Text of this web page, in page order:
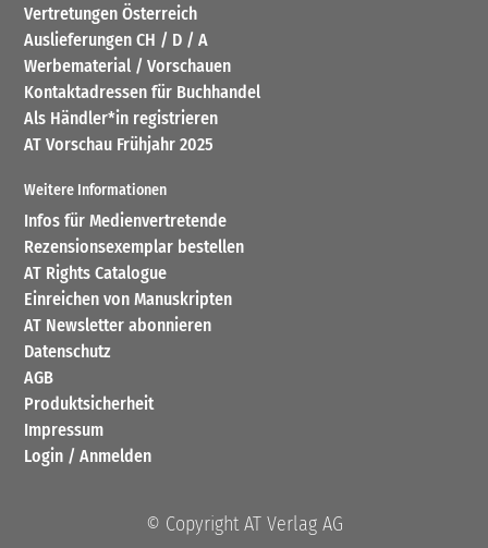
Vertretungen Österreich
Auslieferungen CH / D / A
Werbematerial / Vorschauen
Kontaktadressen für Buchhandel
Als Händler*in registrieren
AT Vorschau Frühjahr 2025
Weitere Informationen
Infos für Medienvertretende
Rezensionsexemplar bestellen
AT Rights Catalogue
Einreichen von Manuskripten
AT Newsletter abonnieren
Datenschutz
AGB
Produktsicherheit
Impressum
Login / Anmelden
© Copyright AT Verlag AG